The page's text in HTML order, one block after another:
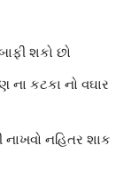
શકો છો
કટકા નો વઘાર
નહિતર શાક